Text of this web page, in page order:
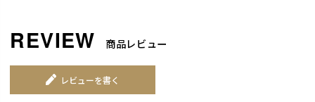
商品レビュー
レビューを書く